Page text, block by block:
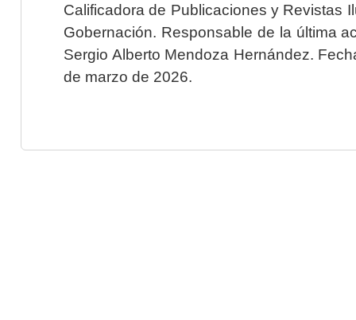
Calificadora de Publicaciones y Revistas
Gobernación. Responsable de la última
Sergio Alberto Mendoza Hernández.
de marzo de 2026.